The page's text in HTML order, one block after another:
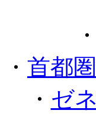
・ 首都
・ ゼ